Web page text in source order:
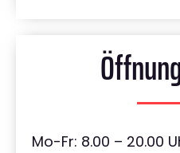
Mo-Fr: 8.00 – 20.00